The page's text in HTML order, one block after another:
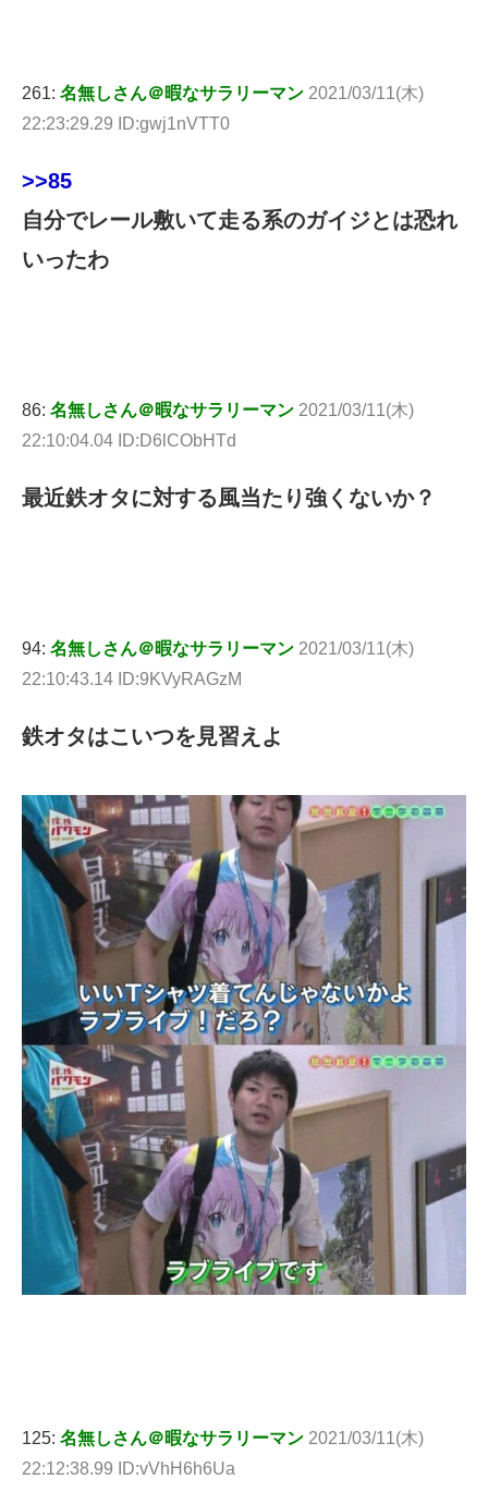
261: 名無しさん＠暇なサラリーマン 2021/03/11(木)
22:23:29.29 ID:gwj1nVTT0
>>85
自分でレール敷いて走る系のガイジとは恐れ
いったわ
86: 名無しさん＠暇なサラリーマン 2021/03/11(木)
22:10:04.04 ID:D6lCObHTd
最近鉄オタに対する風当たり強くないか？
94: 名無しさん＠暇なサラリーマン 2021/03/11(木)
22:10:43.14 ID:9KVyRAGzM
鉄オタはこいつを見習えよ
125: 名無しさん＠暇なサラリーマン 2021/03/11(木)
22:12:38.99 ID:vVhH6h6Ua